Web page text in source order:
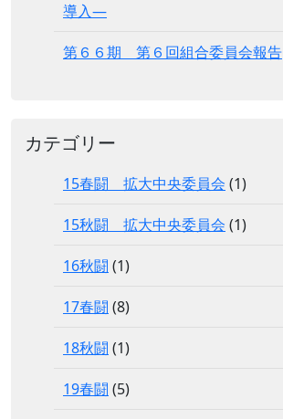
導入―
第６６期 第６回組合委員会報告
カテゴリー
15春闘 拡大中央委員会 (1)
15秋闘 拡大中央委員会 (1)
16秋闘 (1)
17春闘 (8)
18秋闘 (1)
19春闘 (5)